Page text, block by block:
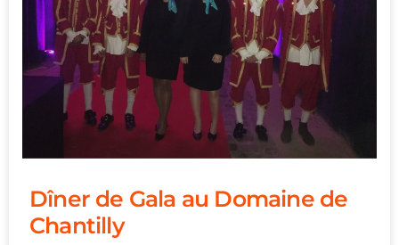
Dîner de Gala au Domaine de
Chantilly